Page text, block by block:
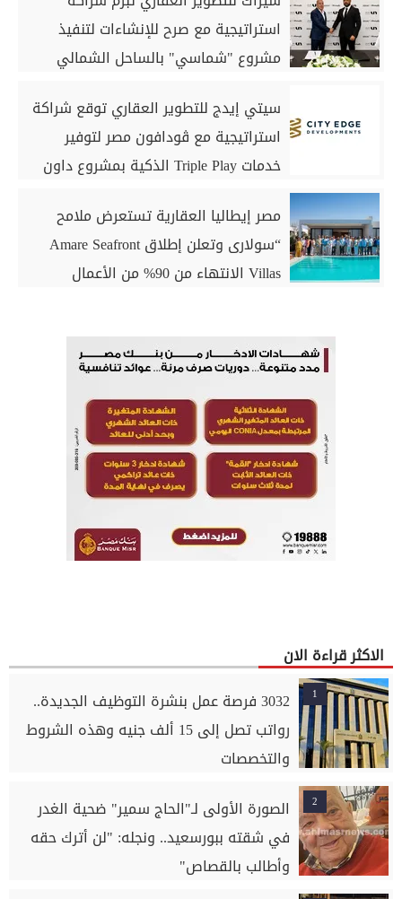
استراتيجية مع صرح للإنشاءات لتنفيذ
مشروع "شماسي" بالساحل الشمالي
سيتي إيدج للتطوير العقاري توقع شراكة
استراتيجية مع ڤودافون مصر لتوفير
خدمات Triple Play الذكية بمشروع داون
مصر إيطاليا العقارية تستعرض ملامح
“سولارى وتعلن إطلاق Amare Seafront
Villas الانتهاء من 90% من الأعمال
الاكثر قراءة الان
1
3032 فرصة عمل بنشرة التوظيف الجديدة..
رواتب تصل إلى 15 ألف جنيه وهذه الشروط
والتخصصات
2
الصورة الأولى لـ"الحاج سمير" ضحية الغدر
في شقته ببورسعيد.. ونجله: "لن أترك حقه
وأطالب بالقصاص"